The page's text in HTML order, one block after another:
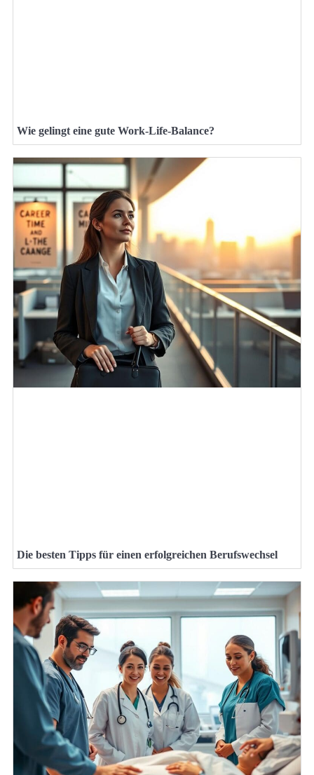
Wie gelingt eine gute Work-Life-Balance?
Die besten Tipps für einen erfolgreichen Berufswechsel